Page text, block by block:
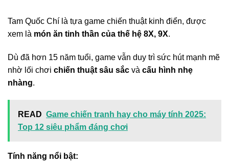
Tam Quốc Chí là tựa game chiến thuật kinh điển, được
xem là món ăn tinh thần của thế hệ 8X, 9X.
Dù đã hơn 15 năm tuổi, game vẫn duy trì sức hút mạnh mẽ
nhờ lối chơi chiến thuật sâu sắc và cấu hình nhẹ
nhàng.
READ Game chiến tranh hay cho máy tính 2025:
Top 12 siêu phẩm đáng chơi
Tính năng nổi bật: